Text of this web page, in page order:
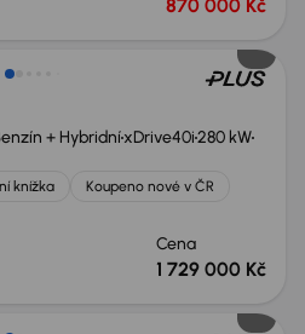
870 000 Kč
+ HybridníxDrive40i280 kW
knížka
Koupeno nové v ČR
Cena
1 729 000 Kč